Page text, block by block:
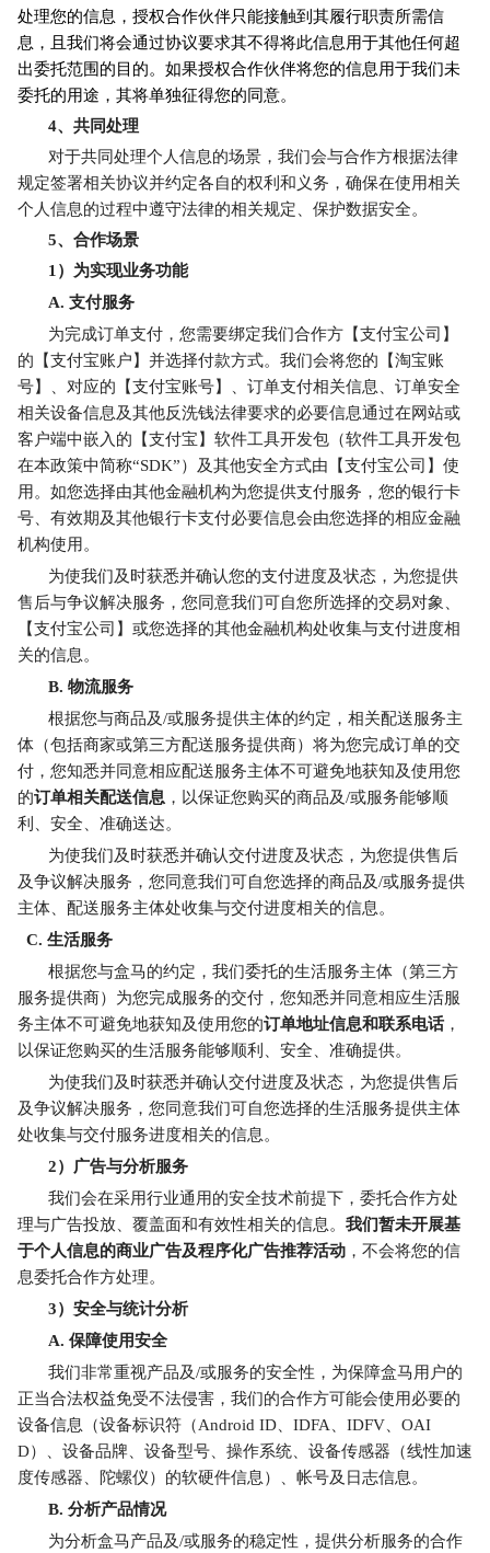
处理您的信息，授权合作伙伴只能接触到其履行职责所需信
息，且我们将会通过协议要求其不得将此信息用于其他任何超
出委托范围的目的。如果授权合作伙伴将您的信息用于我们未
委托的用途，其将单独征得您的同意。
4、共同处理
对于共同处理个人信息的场景，我们会与合作方根据法律
规定签署相关协议并约定各自的权利和义务，确保在使用相关
个人信息的过程中遵守法律的相关规定、保护数据安全。
5、合作场景
1 ）为实现业务功能
A. 支付服务
为完成订单支付，您需要绑定我们合作方【支付宝公司】
的【支付宝账户】并选择付款方式。我们会将您的【淘宝账
号】、对应的【支付宝账号】、订单支付相关信息、订单安全
相关设备信息及其他反洗钱法律要求的必要信息通过在网站或
客户端中嵌入的【支付宝】软件工具开发包（软件工具开发包
在本政策中简称“SDK”）及其他安全方式由【支付宝公司】使
用。如您选择由其他金融机构为您提供支付服务，您的银行卡
号、有效期及其他银行卡支付必要信息会由您选择的相应金融
机构使用。
为使我们及时获悉并确认您的支付进度及状态，为您提供
售后与争议解决服务，您同意我们可自您所选择的交易对象、
【支付宝公司】或您选择的其他金融机构处收集与支付进度相
关的信息。
B. 物流服务
根据您与商品及/或服务提供主体的约定，相关配送服务主
体（包括商家或第三方配送服务提供商）将为您完成订单的交
付，您知悉并同意相应配送服务主体不可避免地获知及使用您
的订单相关配送信息 ，以保证您购买的商品及/或服务能够顺
利、安全、准确送达。
为使我们及时获悉并确认交付进度及状态，为您提供售后
及争议解决服务，您同意我们可自您选择的商品及/或服务提供
主体、配送服务主体处收集与交付进度相关的信息。
C. 生活服务
根据您与盒马的约定，我们委托的生活服务主体（第三方
服务提供商）为您完成服务的交付，您知悉并同意相应生活服
务主体不可避免地获知及使用您的订单地址信息和联系电话，
以保证您购买的生活服务能够顺利、安全、准确提供。
为使我们及时获悉并确认交付进度及状态，为您提供售后
及争议解决服务，您同意我们可自您选择的生活服务提供主体
处收集与交付服务进度相关的信息。
2）广告与分析服务
我们会在采用行业通用的安全技术前提下，委托合作方处
理与广告投放、覆盖面和有效性相关的信息。 我们暂未开展基
于个人信息的商业广告及程序化广告推荐活动 ，不会将您的信
息委托合作方处理。
3）安全与统计分析
A. 保障使用安全
我们非常重视产品及/或服务的安全性，为保障盒马用户的
正当合法权益免受不法侵害，我们的合作方可能会使用必要的
设备信息（设备标识符（Android ID、IDFA、IDFV、OAI
D）、设备品牌、设备型号、操作系统、设备传感器（线性加速
度传感器、陀螺仪）的软硬件信息 ）、帐号及日志信息。
B. 分析产品情况
为分析盒马产品及/或服务的稳定性，提供分析服务的合作